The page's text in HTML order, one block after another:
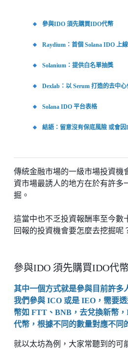
參與IDO 須先購買IDO代幣
Raydium：首個 Solana IDO 上
Solanium：提供白名單抽獎
Dexlab：以 Serum 打造的去中
Solana IDO 平台表格
結語：留意沒有保底風險 或會
傳統金融市場的一級市場投資機
資市場最誘人的地方在於有許多
掘。
這當中也不乏投資報酬率至今數
回報的投資機會要怎麼去挖掘呢
參與IDO 須先購買IDO代幣
其中一個方式就是參與目前許多
我們參與 ICO 或是 IEO，需要
幣如 FTT、BNB，去兌換新幣
代幣，根據不同的數量對應不同
就以太坊為例，大家常聽到的可